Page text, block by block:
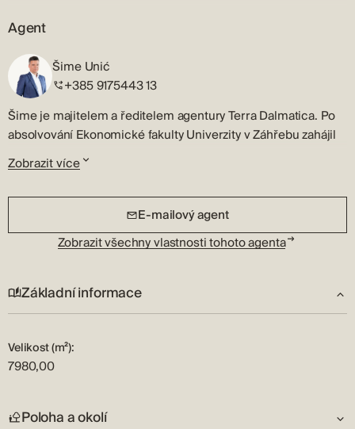
Agent
Šime Unić
+385 9175443 13
Šime je majitelem a ředitelem agentury Terra Dalmatica. Po
absolvování Ekonomické fakulty Univerzity v Záhřebu zahájil
svou profesionální kariéru v oblasti nemovitostí v rodném
Šibeniku.
Šime je licencovaný realitní makléř a rychle identifikuje
nejlepší tržní příležitost. Trpělivě si vyslechnou vaše
požadavky a strategicky vám prezentují veškeré informace,
prodej investičních nemovitostí, luxusních domů a bytů a
jeho dobrý vztah s klienty a porozumění realitnímu trhu
služeb.
svou práci žije a miluje to, co dělá.
Zobrazit více
E-mailový agent
Zobrazit všechny vlastnosti tohoto agenta
Základní informace
Velikost (m²):
7980,00
Poloha a okolí